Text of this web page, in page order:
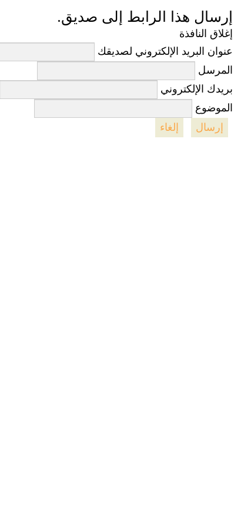
إرسال هذا الرابط إلى صديق.
إغلاق النافذة
عنوان البريد الإلكتروني لصديقك
المرسل
بريدك الإلكتروني
الموضوع
إرسال
إلغاء